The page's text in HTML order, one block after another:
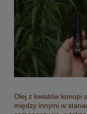
Olej z kwiatów konopi
między innymi w